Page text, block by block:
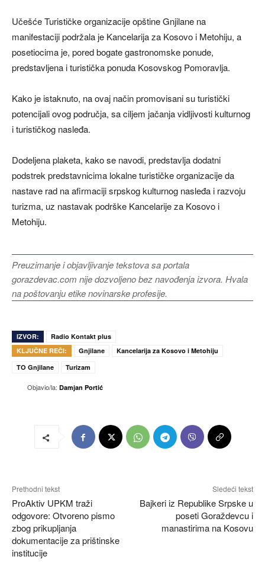
Učešće Turističke organizacije opštine Gnjilane na
manifestaciji podržala je Kancelarija za Kosovo i Metohiju, a
posetiocima je, pored bogate gastronomske ponude,
predstavljena i turistička ponuda Kosovskog Pomoravlja.
Kako je istaknuto, na ovaj način promovisani su turistički
potencijali ovog područja, sa ciljem jačanja vidljivosti kulturnog
i turističkog nasleđa.
Dodeljena plaketa, kako se navodi, predstavlja dodatni
podstrek predstavnicima lokalne turističke organizacije da
nastave rad na afirmaciji srpskog kulturnog nasleđa i razvoju
turizma, uz nastavak podrške Kancelarije za Kosovo i
Metohiju.
Preuzimanje i objavljivanje tekstova sa portala
gorazdevac.com nije dozvoljeno bez navođenja izvora. Hvala
na poštovanju etike novinarske profesije.
IZVOR:
Radio Kontakt plus
KLJUČNE REČI:
Gnjilane
Kancelarija za Kosovo i Metohiju
TO Gnjilane
Turizam
Objavio/la: Damjan Portić
Prethodni tekst
ProAktiv UPKM traži
odgovore: Otvoreno pismo
zbog prikupljanja
dokumentacije za prištinske
institucije
Sledeći tekst
Bajkeri iz Republike Srpske u
poseti Goraždevcu i
manastirima na Kosovu